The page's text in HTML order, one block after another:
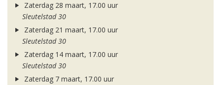
Zaterdag 28 maart, 17.00 uur
Sleutelstad 30
Zaterdag 21 maart, 17.00 uur
Sleutelstad 30
Zaterdag 14 maart, 17.00 uur
Sleutelstad 30
Zaterdag 7 maart, 17.00 uur